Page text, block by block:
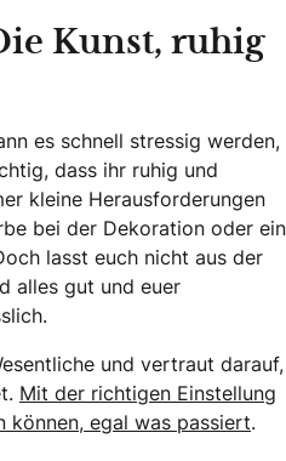
Kunst, ruhig
es schnell stressig werden,
dass ihr ruhig und
kleine Herausforderungen
bei der Dekoration oder ein
lasst euch nicht aus der
alles gut und euer
und vertraut darauf,
Mit der richtigen Einstellung
können, egal was passiert.